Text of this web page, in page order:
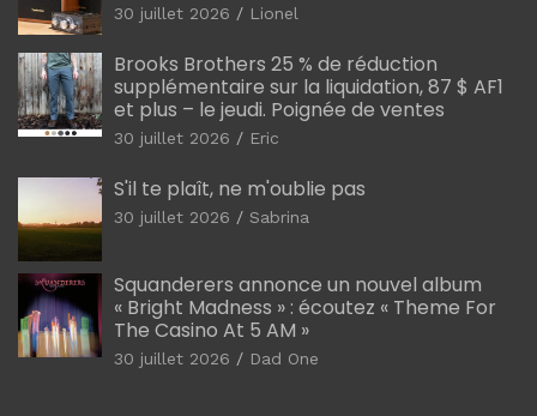
30 juillet 2026 Lionel
Brooks Brothers 25 % de réduction
supplémentaire sur la liquidation, 87 $ AF1
et plus – le jeudi. Poignée de ventes
30 juillet 2026 Eric
S'il te plaît, ne m'oublie pas
30 juillet 2026 Sabrina
Squanderers annonce un nouvel album
« Bright Madness » : écoutez « Theme For
The Casino At 5 AM »
30 juillet 2026 Dad One